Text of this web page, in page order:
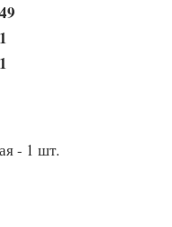
49
1
1
- 1 шт.